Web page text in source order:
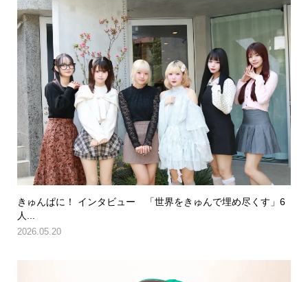
きゅんぱに！ インタビュー 「世界をきゅんで埋め尽くす」6
人...
2026.05.20